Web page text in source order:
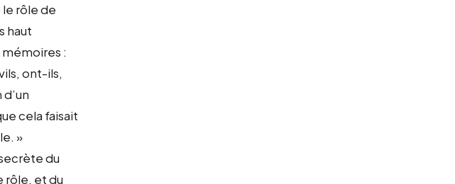
le rôle de
haut
:
ont-ils,
cela faisait
»
du
rôle, et du